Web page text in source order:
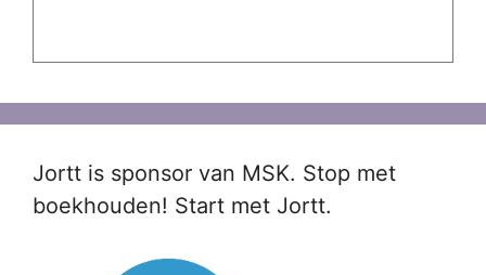
Jortt is sponsor van MSK. Stop met
boekhouden! Start met Jortt.